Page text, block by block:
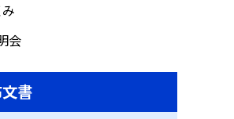
み
会
書